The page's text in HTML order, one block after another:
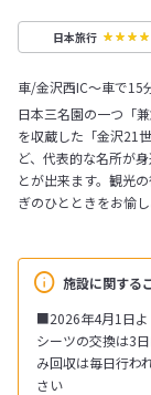
日本旅行
車/金沢西IC～車で15
施設に関する
■2026年4月1日よ
シーツの交換は3
み回収は毎日行わ
さい
日本三名園の一つ「
を収蔵した「金沢21
ど、代表的な名所が
とが出来ます。観光
ぎのひとときをお愉し